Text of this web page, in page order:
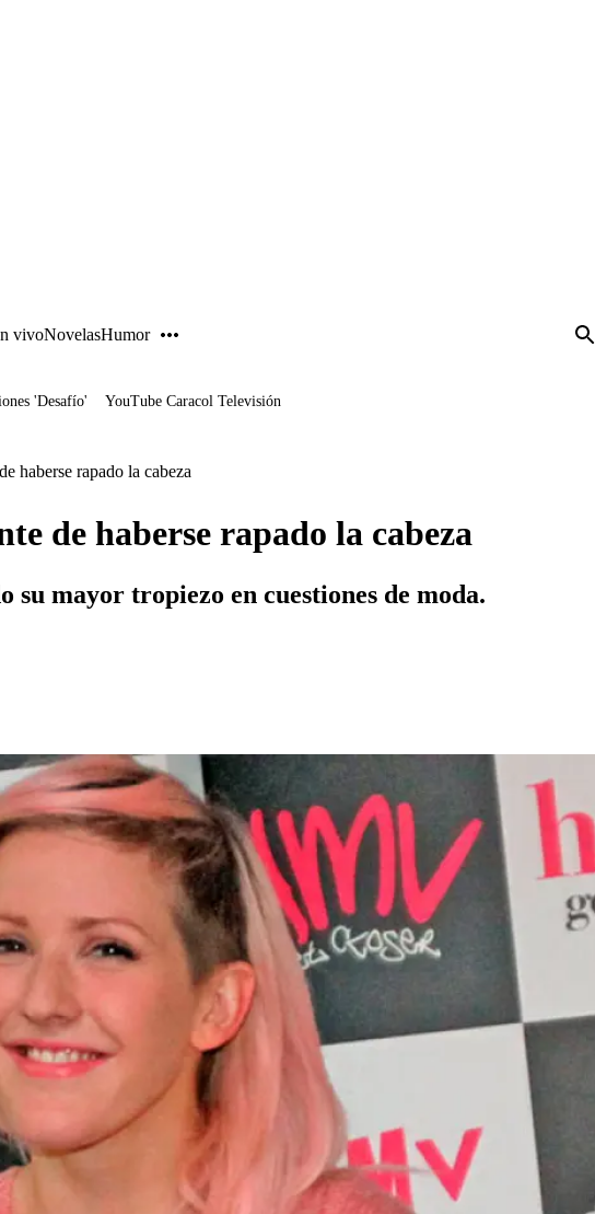
vivoNovelasHumor
'Desafío' YouTube Caracol Televisión
haberse rapado la cabeza
de haberse rapado la cabeza
su mayor tropiezo en cuestiones de moda.